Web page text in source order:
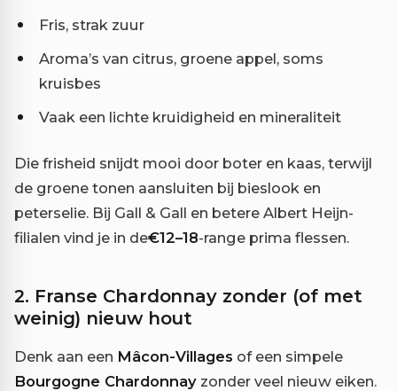
Fris, strak zuur
Aroma’s van citrus, groene appel, soms
kruisbes
Vaak een lichte kruidigheid en mineraliteit
Die frisheid snijdt mooi door boter en kaas, terwijl
de groene tonen aansluiten bij bieslook en
peterselie. Bij Gall & Gall en betere Albert Heijn-
filialen vind je in de€12–18-range prima flessen.
2. Franse Chardonnay zonder (of met
weinig) nieuw hout
Denk aan een Mâcon-Villages of een simpele
Bourgogne Chardonnay zonder veel nieuw eiken.